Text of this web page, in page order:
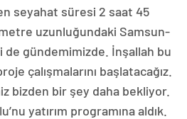
seyahat süresi 2 saat 45
uzunluğundaki Samsun-
gündemimizde. İnşallah bu
çalışmalarını başlatacağız.
bizden bir şey daha bekliyor.
yatırım programına aldık.